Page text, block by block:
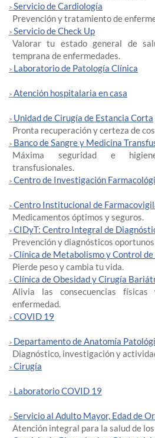
> Servicio de Cardiología
Prevención y tratamiento de
> Servicio de Check Up
Valorar tu estado general de
temprana de enfermedades.
> Laboratorio de Patología Clínica
> Atención hospitalaria en casa
> Unidad de Cirugía de Estancia Corta
Pronta recuperación y certeza de
> Banco de Sangre y Medicina
Máxima seguridad e
transfusionales.
> Centro de Investigación
> Centro Institucional de
Medicamentos óptimos y seguros.
> CIDyT: Centro Integral de
Prevención y diagnósticos
> Clínica de Metabolismo y Control de
Pierde peso y cambia tu vida.
> Clínica de Obesidad y Cirugía
Alivia las consecuencias
enfermedad.
> COVID 19
> Departamento de Anatomía
Diagnóstico, investigación y
> Cirugía
> Laboratorio COVID 19
> Servicio al Adulto Mayor, Edad de
Atención integral para la salud de